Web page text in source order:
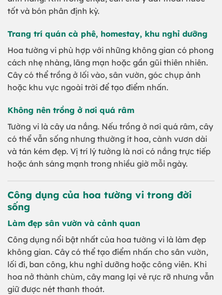
tốt và bón phân định kỳ.
Trang trí quán cà phê, homestay, khu nghỉ dưỡng
Hoa tường vi phù hợp với những không gian có phong
cách nhẹ nhàng, lãng mạn hoặc gần gũi thiên nhiên.
Cây có thể trồng ở lối vào, sân vườn, góc chụp ảnh
hoặc khu vực ngoài trời để tạo điểm nhấn.
Không nên trồng ở nơi quá râm
Tường vi là cây ưa nắng. Nếu trồng ở nơi quá râm, cây
có thể vẫn sống nhưng thường ít hoa, cành vươn dài
và tán kém đẹp. Vị trí lý tưởng là nơi có nắng trực tiếp
hoặc ánh sáng mạnh trong nhiều giờ mỗi ngày.
Công dụng của hoa tường vi trong đời
sống
Làm đẹp sân vườn và cảnh quan
Công dụng nổi bật nhất của hoa tường vi là làm đẹp
không gian. Cây có thể tạo điểm nhấn cho sân vườn,
lối đi, ban công, khu nghỉ dưỡng hoặc công viên. Khi
hoa nở thành chùm, cây mang lại vẻ rực rỡ nhưng vẫn
giữ được nét thanh thoát.